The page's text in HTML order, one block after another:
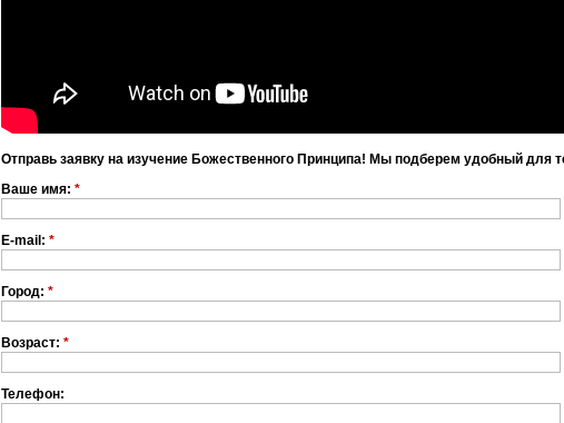
Отправь заявку на изучение Божественного Принципа! Мы подберем удобный для
Ваше имя: *
E-mail: *
Город: *
Возраст: *
Телефон: